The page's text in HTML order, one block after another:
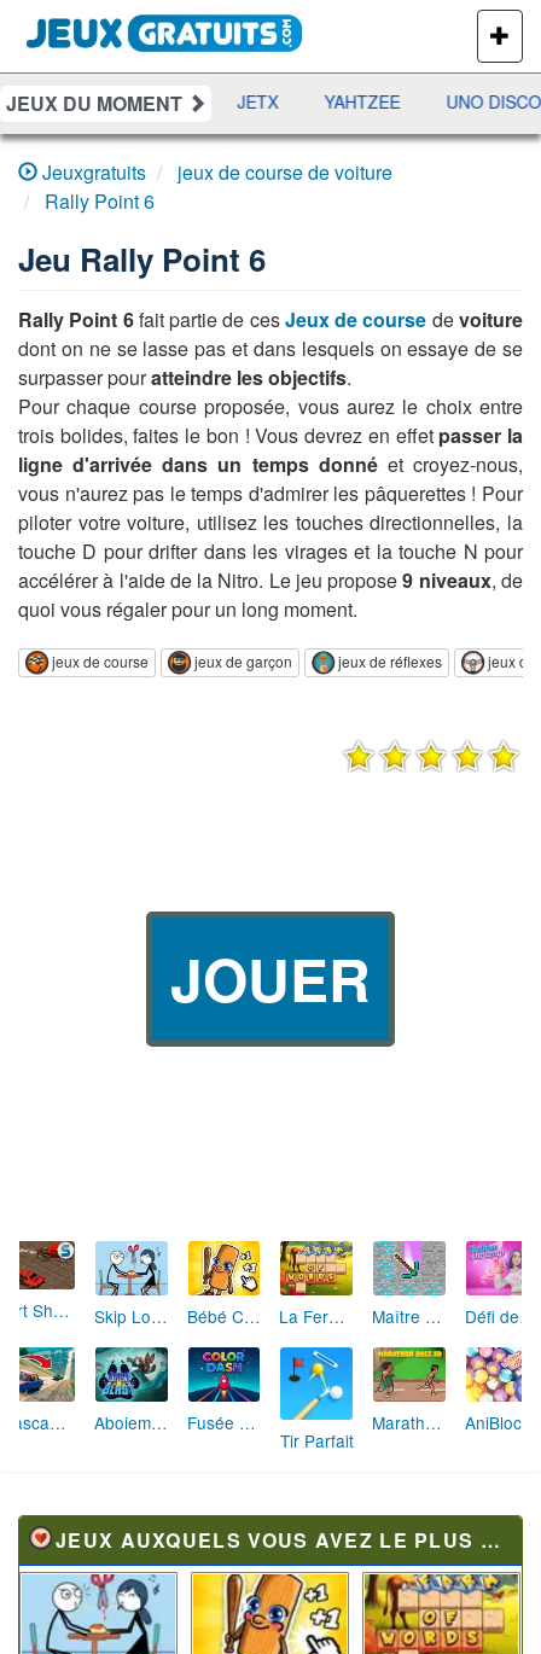
PLUS
DE
JEUX
JEUX DU MOMENT
DAMES RAMI JETX YAHTZEE UNO DISCO
Jeuxgratuits
jeux de course de voiture
Rally Point 6
Jeu Rally Point 6
Rally Point 6fait partie de cesJeux de course devoiture
dont on ne se lasse pas et dans lesquels on essaye de se
surpasser pouratteindre les objectifs.
Pour chaque course proposée, vous aurez le choix entre
trois bolides, faites le bon ! Vous devrez en effet passer la
ligne d'arrivée dans un temps donnéet croyez-nous,
vous n'aurez pas le temps d'admirer les pâquerettes ! Pour
piloter votre voiture, utilisez les touches directionnelles, la
touche D pour drifter dans les virages et la touche N pour
accélérer à l'aide de la Nitro. Le jeu propose9 niveaux, de
quoi vous régaler pour un long moment.
jeux de course jeux de garçon jeux de réflexes jeux de
JOUER
Dirt Showdown Skip Love: L'Amour en Péril Bébé Clic Italien: La Folie des Petits Bambins La Ferme des Mots - Cultivez votre Vocabulaire Maître de la Destruction: Fusion de Pioches Défi de Mode: Star du Podium
Cascades Folles 3D Aboiement Stellaire : Aventure Canine Fusée Chromatique: La Course des Couleurs
Tir Parfait
Marathon Champion io
JEUX AUXQUELS VOUS AVEZ LE PLUS JOUÉ